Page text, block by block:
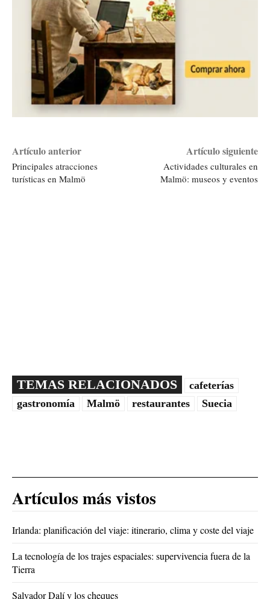
Artículo anterior
Principales atracciones
turísticas en Malmö
Artículo siguiente
Actividades culturales en
Malmö: museos y eventos
TEMAS RELACIONADOS
cafeterías
gastronomía
Malmö restaurantes Suecia
Artículos más vistos
Irlanda: planificación del viaje: itinerario, clima y coste del viaje
La tecnología de los trajes espaciales: supervivencia fuera de la
Tierra
Salvador Dalí y los cheques